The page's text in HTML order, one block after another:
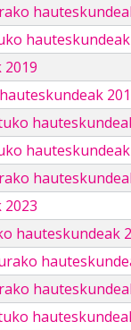
hauteskundeak
hauteskundeak
hauteskundeak